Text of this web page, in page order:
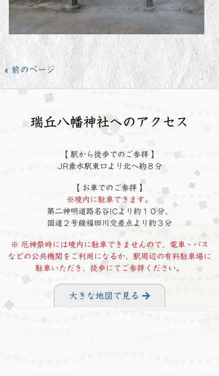
« 前のページ
瑞丘八幡神社へのアクセス
【 駅から徒歩でのご参拝 】
JR垂水駅東口より北へ約８分
【 お車でのご参拝 】
※境内に駐車できます。
第二神明道路名谷ICより約１０分、
国道２号線福田川交差点より約３分
※ 厄神祭時には境内に駐車できませんので、電車・バス
などの公共機関をご利用になるか、駅周辺の有料駐車場に
駐車いただき、徒歩にてご参拝ください。
大きな地図で見る